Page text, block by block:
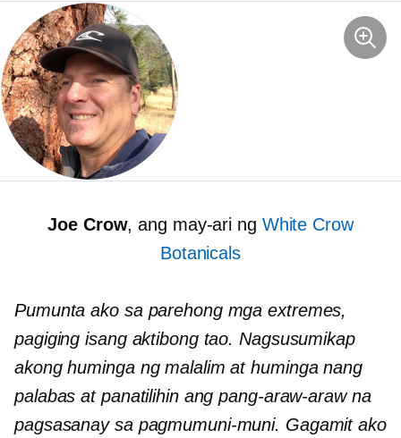
Joe Crow, ang may-ari ng White Crow
Botanicals
Pumunta ako sa parehong mga extremes,
pagiging isang aktibong tao. Nagsusumikap
akong huminga ng malalim at huminga nang
palabas at panatilihin ang pang-araw-araw na
pagsasanay sa pagmumuni-muni. Gagamit ako